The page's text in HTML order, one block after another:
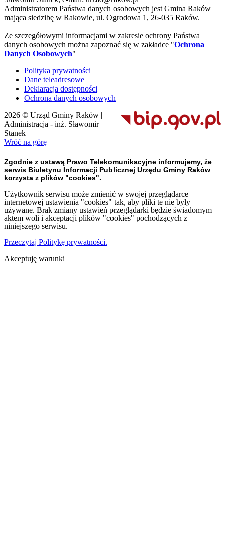
Administratorem Państwa danych osobowych jest Gmina Raków
mająca siedzibę w Rakowie, ul. Ogrodowa 1, 26-035 Raków.
Ze szczegółowymi informacjami w zakresie ochrony Państwa
danych osobowych można zapoznać się w zakładce "Ochrona
Danych Osobowych"
Polityka prywatności
Dane teleadresowe
Deklaracja dostępności
Ochrona danych osobowych
2026 © Urząd Gminy Raków |
Administracja - inż. Sławomir
Stanek
Wróć na górę
Zgodnie z ustawą Prawo Telekomunikacyjne informujemy, że
serwis Biuletynu Informacji Publicznej Urzędu Gminy Raków
korzysta z plików "cookies".
Użytkownik serwisu może zmienić w swojej przeglądarce
internetowej ustawienia "cookies" tak, aby pliki te nie były
używane. Brak zmiany ustawień przeglądarki będzie świadomym
aktem woli i akceptacji plików "cookies" pochodzących z
niniejszego serwisu.
Przeczytaj Politykę prywatności.
Akceptuję warunki